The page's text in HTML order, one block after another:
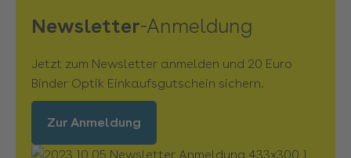
Nagold
Neu-Ulm
Newsletter-Anmeldung
Jetzt zum Newsletter anmelden und 20 Euro
Binder Optik Einkaufsgutschein sichern.
Zur Anmeldung